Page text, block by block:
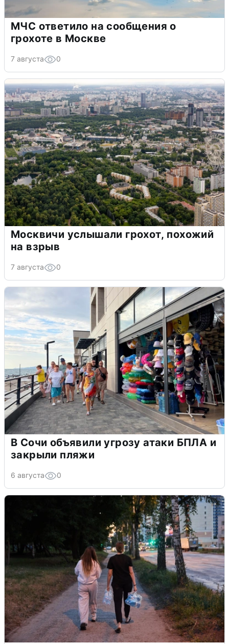
МЧС ответило на сообщения о
грохоте в Москве
7 августа 0
Москвичи услышали грохот, похожий
на взрыв
7 августа 0
В Сочи объявили угрозу атаки БПЛА и
закрыли пляжи
6 августа 0